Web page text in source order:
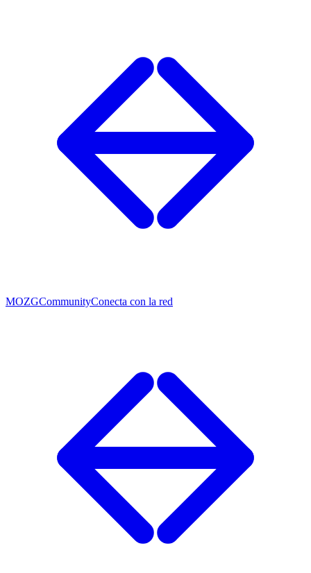
MOZGCommunityConecta con la red